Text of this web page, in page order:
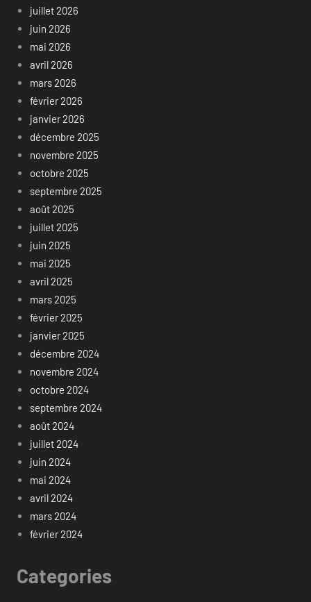
juillet 2026
juin 2026
mai 2026
avril 2026
mars 2026
février 2026
janvier 2026
décembre 2025
novembre 2025
octobre 2025
septembre 2025
août 2025
juillet 2025
juin 2025
mai 2025
avril 2025
mars 2025
février 2025
janvier 2025
décembre 2024
novembre 2024
octobre 2024
septembre 2024
août 2024
juillet 2024
juin 2024
mai 2024
avril 2024
mars 2024
février 2024
Categories